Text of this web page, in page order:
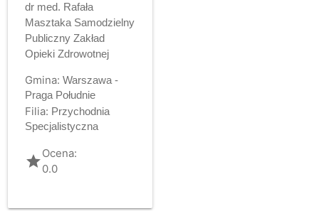
dr med. Rafała
Masztaka Samodzielny
Publiczny Zakład
Opieki Zdrowotnej
Gmina: Warszawa -
Praga Południe
Filia: Przychodnia
Specjalistyczna
gradeOcena:
0.0